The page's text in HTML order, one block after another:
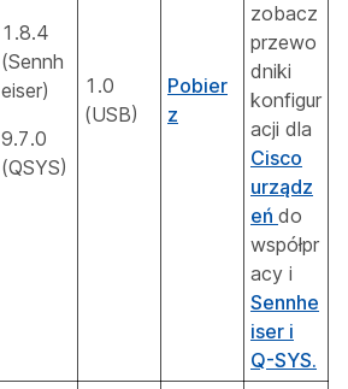
1.8.4
(Sennh
eiser)
9.7.0
(QSYS)
1.0
(USB)
Pobier
z
zobacz
przewo
dniki
konfigur
acji dla
Cisco
urządz
eń do
współpr
acy i
Sennhe
iser i
Q-SYS.